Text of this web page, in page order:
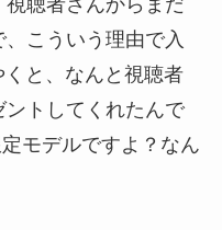
こういう理由で入
と、なんと 視聴者
トしてくれた んで
モデルですよ？なん